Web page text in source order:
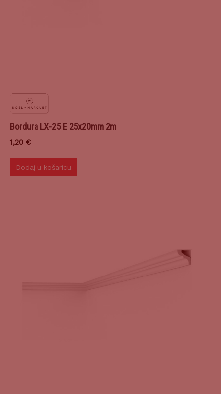
Bordura LX-25 E 25x20mm 2m
1,20 €
Dodaj u košaricu